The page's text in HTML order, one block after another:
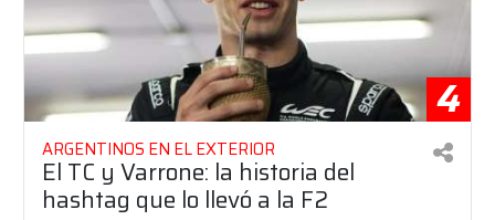
4
ARGENTINOS EN EL EXTERIOR
El TC y Varrone: la historia del
hashtag que lo llevó a la F2